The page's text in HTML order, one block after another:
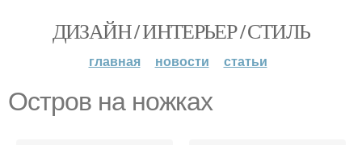
ДИЗАЙН / ИНТЕРЬЕР / СТИЛЬ
главная новости статьи
Остров на ножках